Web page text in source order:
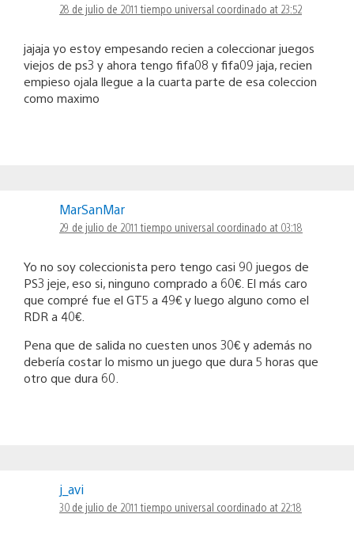
28 de julio de 2011 tiempo universal coordinado at 23:52
jajaja yo estoy empesando recien a coleccionar juegos
viejos de ps3 y ahora tengo fifa08 y fifa09 jaja, recien
empieso ojala llegue a la cuarta parte de esa coleccion
como maximo
MarSanMar
29 de julio de 2011 tiempo universal coordinado at 03:18
Yo no soy coleccionista pero tengo casi 90 juegos de
PS3 jeje, eso si, ninguno comprado a 60€. El más caro
que compré fue el GT5 a 49€ y luego alguno como el
RDR a 40€.
Pena que de salida no cuesten unos 30€ y además no
debería costar lo mismo un juego que dura 5 horas que
otro que dura 60.
j_avi
30 de julio de 2011 tiempo universal coordinado at 22:18